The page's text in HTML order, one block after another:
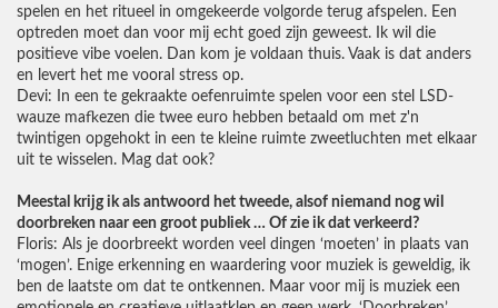
spelen en het ritueel in omgekeerde volgorde terug afspelen. Een
optreden moet dan voor mij echt goed zijn geweest. Ik wil die
positieve vibe voelen. Dan kom je voldaan thuis. Vaak is dat anders
en levert het me vooral stress op.
Devi: In een te gekraakte oefenruimte spelen voor een stel LSD-
wauze mafkezen die twee euro hebben betaald om met z'n
twintigen opgehokt in een te kleine ruimte zweetluchten met elkaar
uit te wisselen. Mag dat ook?
Meestal krijg ik als antwoord het tweede, alsof niemand nog wil
doorbreken naar een groot publiek … Of zie ik dat verkeerd?
Floris: Als je doorbreekt worden veel dingen ‘moeten’ in plaats van
‘mogen’. Enige erkenning en waardering voor muziek is geweldig, ik
ben de laatste om dat te ontkennen. Maar voor mij is muziek een